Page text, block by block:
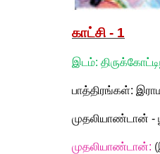
காட்சி - 1
இடம்:
பாத்திரங்கள்:
முதலியாண்டான் -
முதலியாண்டான்: